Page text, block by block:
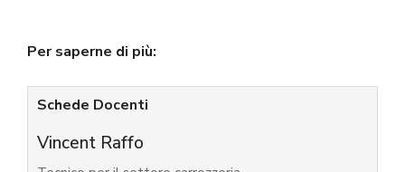
Per saperne di più:
Schede Docenti
Vincent Raffo